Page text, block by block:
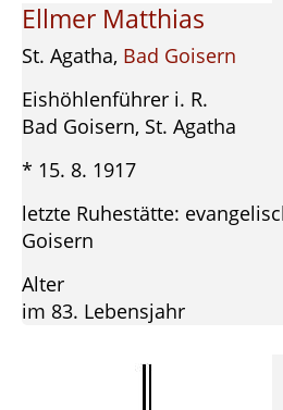
Ellmer Matthias
St. Agatha, Bad Goisern
Eishöhlenführer i. R.
Bad Goisern, St. Agatha
* 15. 8. 1917 †
letzte Ruhestätte:
Goisern
Alter
im 83. Lebensjahr